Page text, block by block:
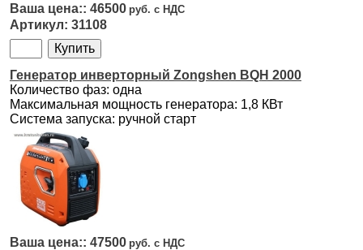
46500
31108
Генератор инверторный Zongshen BQH 2000
Количество фаз: одна
Максимальная мощность генератора: 1,8 КВт
Система запуска: ручной старт
47500